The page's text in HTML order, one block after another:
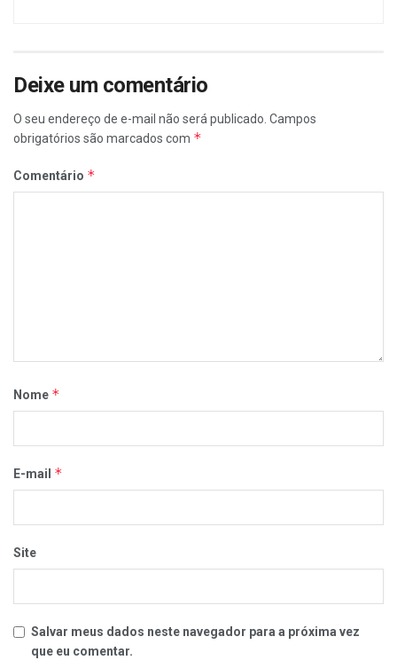
Deixe um comentário
O seu endereço de e-mail não será publicado. Campos
obrigatórios são marcados com *
Comentário *
Nome *
E-mail *
Site
Salvar meus dados neste navegador para a próxima vez
que eu comentar.